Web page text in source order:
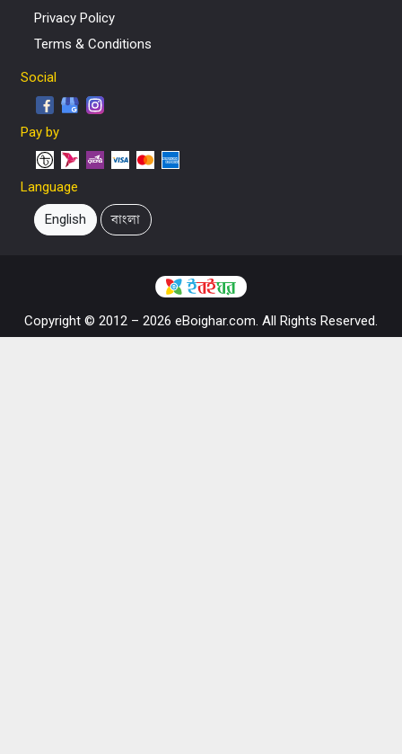
Privacy Policy
Terms & Conditions
Social
Pay by
Language
English বাংলা
Copyright © 2012 – 2026 eBoighar.com. All Rights Reserved.